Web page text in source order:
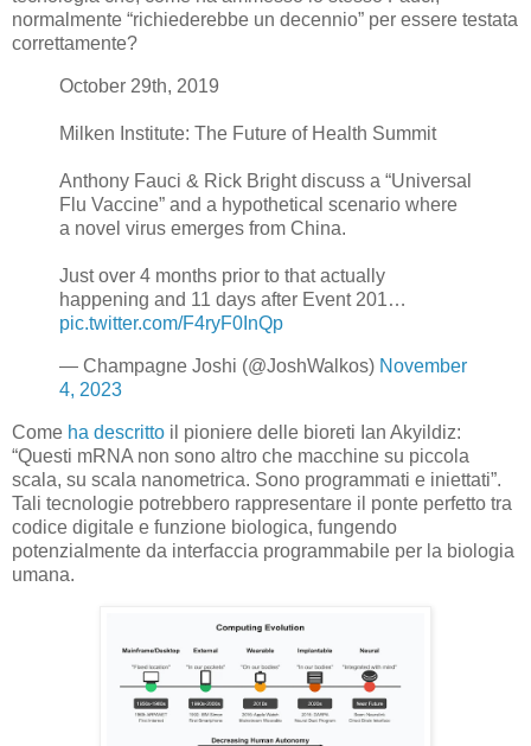
normalmente “richiederebbe un decennio” per essere testata
correttamente?
October 29th, 2019
Milken Institute: The Future of Health Summit
Anthony Fauci & Rick Bright discuss a “Universal
Flu Vaccine” and a hypothetical scenario where
a novel virus emerges from China.
Just over 4 months prior to that actually
happening and 11 days after Event 201…
pic.twitter.com/F4ryF0InQp
— Champagne Joshi (@JoshWalkos) November
4, 2023
Come ha descritto il pioniere delle bioreti Ian Akyildiz:
“Questi mRNA non sono altro che macchine su piccola
scala, su scala nanometrica. Sono programmati e iniettati”.
Tali tecnologie potrebbero rappresentare il ponte perfetto tra
codice digitale e funzione biologica, fungendo
potenzialmente da interfaccia programmabile per la biologia
umana.